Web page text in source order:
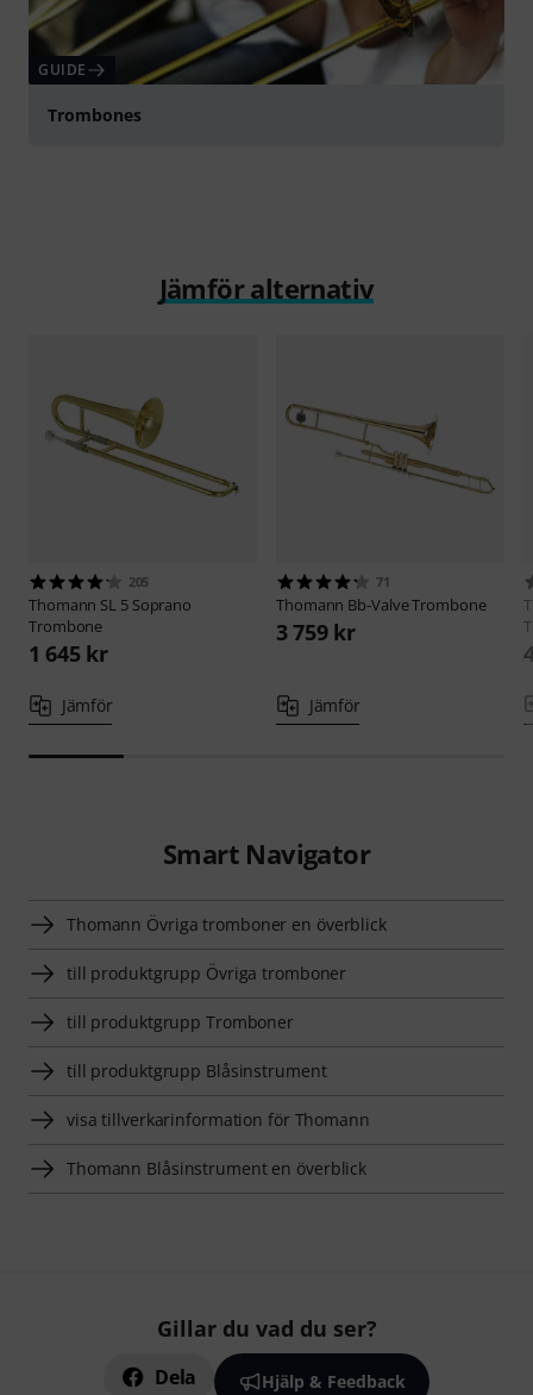
GUIDE
Trombones
Jämför alternativ
205
Thomann SL 5 Soprano
Trombone
1 645 kr
Jämför
71
Thomann Bb-Valve Trombone
3 759 kr
Jämför
Smart Navigator
Thomann Övriga tromboner en överblick
till produktgrupp Övriga tromboner
till produktgrupp Tromboner
till produktgrupp Blåsinstrument
visa tillverkarinformation för Thomann
Thomann Blåsinstrument en överblick
Gillar du vad du ser?
Dela Hjälp & Feedback